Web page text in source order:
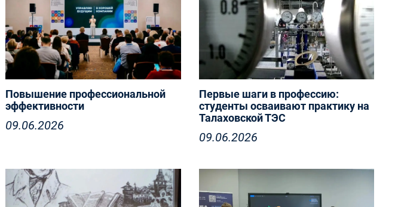
Повышение профессиональной
эффективности
09.06.2026
Первые шаги в профессию:
студенты осваивают практику на
Талаховской ТЭС
09.06.2026